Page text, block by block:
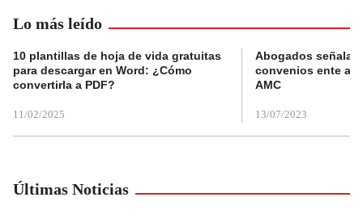
Lo más leído
10 plantillas de hoja de vida gratuitas
para descargar en Word: ¿Cómo
convertirla a PDF?
11/02/2025
Abogados
convenios ente
AMC
13/07/2023
Últimas Noticias